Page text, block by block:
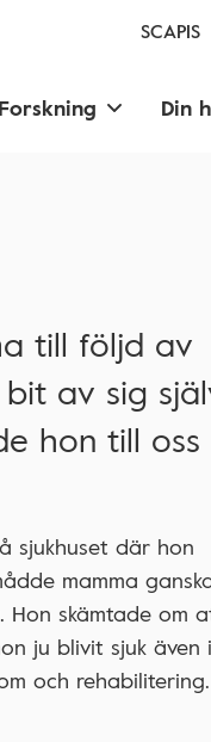
SCAPIS
Forskning Din
till följd av
av sig
hon till oss
sjukhuset där hon
mamma
Hon skämtade om
ju blivit sjuk även i
och rehabilitering.